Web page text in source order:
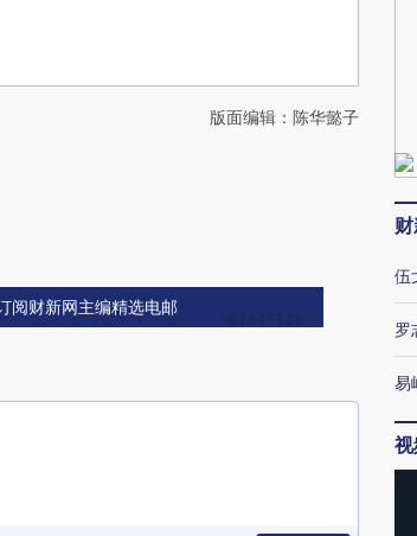
版面编辑：陈华懿子
阅财新网主编精选电邮
伍
罗
易